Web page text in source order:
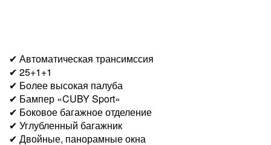
✔ Автоматическая трансимссия
✔ 25+1+1
✔ Более высокая палуба
✔ Бампер «CUBY Sport»
✔ Боковое багажное отделение
✔ Углубленный багажник
✔ Двойные, панорамные окна